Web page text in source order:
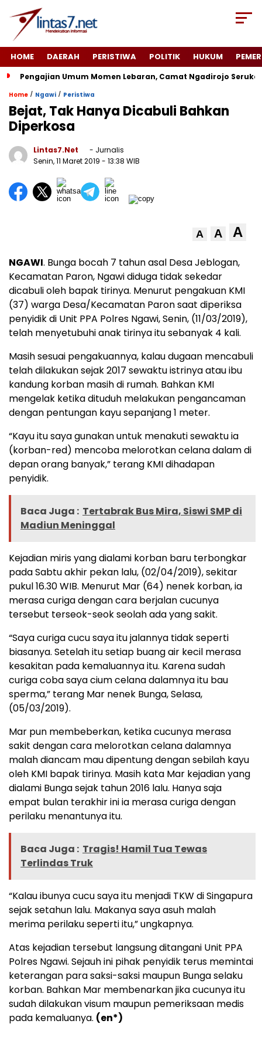
HOME DAERAH PERISTIWA POLITIK HUKUM
Pengajian Umum Momen Lebaran, Camat Ngadirojo
Home / Ngawi / Peristiwa
Bejat, Tak Hanya Dicabuli Bahkan
Diperkosa
Lintas7.net
- Jurnalis
Senin, 11 Maret 2019 - 13:38 WIB
A A A
NGAWI. Bunga bocah 7 tahun asal Desa Jeblogan,
Kecamatan Paron, Ngawi diduga tidak sekedar
dicabuli oleh bapak tirinya. Menurut pengakuan KMI
(37) warga Desa/Kecamatan Paron saat diperiksa
penyidik di Unit PPA Polres Ngawi, Senin, (11/03/2019),
telah menyetubuhi anak tirinya itu sebanyak 4 kali.
Masih sesuai pengakuannya, kalau dugaan mencabuli
telah dilakukan sejak 2017 sewaktu istrinya atau ibu
kandung korban masih di rumah. Bahkan KMI
mengelak ketika dituduh melakukan pengancaman
dengan pentungan kayu sepanjang 1 meter.
“Kayu itu saya gunakan untuk menakuti sewaktu ia
(korban-red) mencoba melorotkan celana dalam di
depan orang banyak,” terang KMI dihadapan
penyidik.
Baca Juga : Tertabrak Bus Mira, Siswi SMP di
Madiun Meninggal
Kejadian miris yang dialami korban baru terbongkar
pada Sabtu akhir pekan lalu, (02/04/2019), sekitar
pukul 16.30 WIB. Menurut Mar (64) nenek korban, ia
merasa curiga dengan cara berjalan cucunya
tersebut terseok-seok seolah ada yang sakit.
“Saya curiga cucu saya itu jalannya tidak seperti
biasanya. Setelah itu setiap buang air kecil merasa
kesakitan pada kemaluannya itu. Karena sudah
curiga coba saya cium celana dalamnya itu bau
sperma,” terang Mar nenek Bunga, Selasa,
(05/03/2019).
Mar pun membeberkan, ketika cucunya merasa
sakit dengan cara melorotkan celana dalamnya
malah diancam mau dipentung dengan sebilah kayu
oleh KMI bapak tirinya. Masih kata Mar kejadian yang
dialami Bunga sejak tahun 2016 lalu. Hanya saja
empat bulan terakhir ini ia merasa curiga dengan
perilaku menantunya itu.
Baca Juga : Tragis! Hamil Tua Tewas
Terlindas Truk
“Kalau ibunya cucu saya itu menjadi TKW di Singapura
sejak setahun lalu. Makanya saya asuh malah
merima perilaku seperti itu,” ungkapnya.
Atas kejadian tersebut langsung ditangani Unit PPA
Polres Ngawi. Sejauh ini pihak penyidik terus memintai
keterangan para saksi-saksi maupun Bunga selaku
korban. Bahkan Mar membenarkan jika cucunya itu
sudah dilakukan visum maupun pemeriksaan medis
pada kemaluanya. (en*)